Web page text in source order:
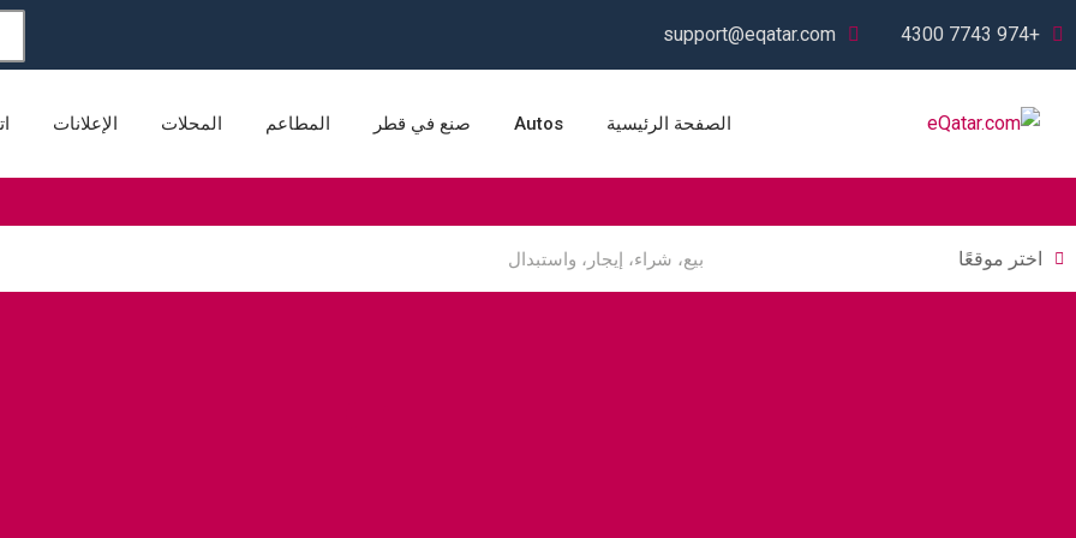
to
+974 7743 4300
support@eqatar.com
الصفحة الرئيسية Autos صنع في قطر المطاعم المحلات الإعلانات
اختر موقعًا